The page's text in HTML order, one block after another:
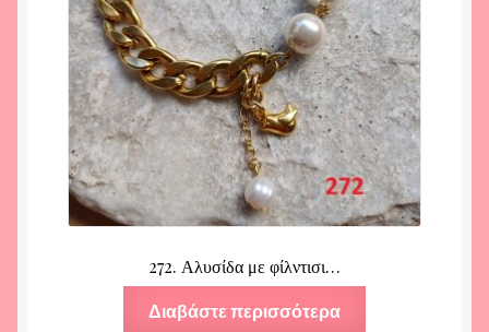
272. Αλυσίδα με φίλντισι…
Διαβάστε περισσότερα